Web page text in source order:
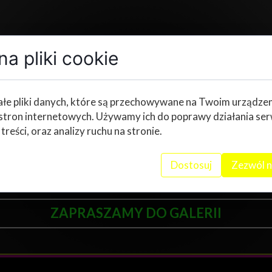
tworzenia palm
im. Świętego Jana Pawła II miały miejsce
Publiczną w Mirowie. W wydarzeniu udział wzięli
Walas. Wszyscy z ogromnym zaangażowaniem
zostało wykonane pamiątkowe zdjęcie.
ZAPRASZAMY DO GALERII
pliki cookie
pliki danych, które są przechowywane na Twoim
internetowych. Używamy ich do poprawy działania
oraz analizy ruchu na stronie.
Dostosuj Zezwól